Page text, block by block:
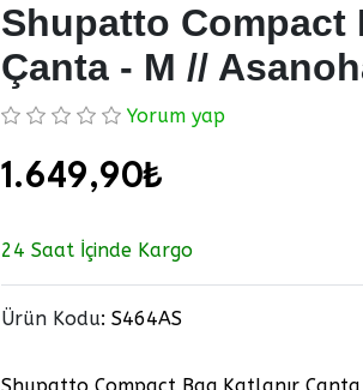
Shupatto Compact
Çanta - M //
Yorum yap
1.649,90₺
24 Saat İçinde Kargo
Ürün Kodu: S464AS